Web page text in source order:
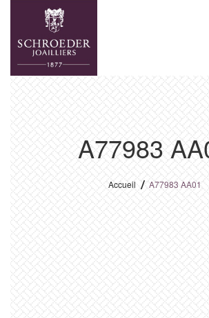
A77983
Accueil A77983 AA01